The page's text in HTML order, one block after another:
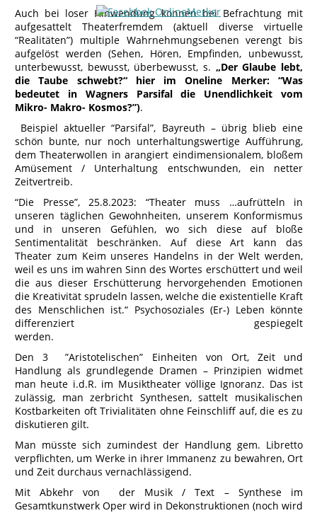
Auch bei loser Hinwendung können bei Befrachtung mit
aufgesattelt Theaterfremdem (aktuell diverse virtuelle
“Realitäten”) multiple Wahrnehmungsebenen verengt bis
aufgelöst werden (Sehen, Hören, Empfinden, unbewusst,
unterbewusst, bewusst, überbewusst, s. „Der Glaube lebt,
die Taube schwebt?“ hier im Oneline Merker: “Was
bedeutet in Wagners Parsifal die Unendlichkeit vom
Mikro- Makro- Kosmos?”).
Beispiel aktueller “Parsifal”, Bayreuth – übrig blieb eine
schön bunte, nur noch unterhaltungswertige Aufführung,
dem Theaterwollen in arangiert eindimensionalem, bloßem
Amüsement / Unterhaltung entschwunden, ein netter
Zeitvertreib.
“Die Presse”, 25.8.2023: “Theater muss …aufrütteln in
unseren täglichen Gewohnheiten, unserem Konformismus
und in unseren Gefühlen, wo sich diese auf bloße
Sentimentalität beschränken. Auf diese Art kann das
Theater zum Keim unseres Handelns in der Welt werden,
weil es uns im wahren Sinn des Wortes erschüttert und weil
die aus dieser Erschütterung hervorgehenden Emotionen
die Kreativität sprudeln lassen, welche die existentielle Kraft
des Menschlichen ist.“ Psychosoziales (Er-) Leben könnte
differenziert gespiegelt
werden.
Den 3 ”Aristotelischen” Einheiten von Ort, Zeit und
Handlung als grundlegende Dramen – Prinzipien widmet
man heute i.d.R. im Musiktheater völlige Ignoranz. Das ist
zulässig, man zerbricht Synthesen, sattelt musikalischen
Kostbarkeiten oft Trivialitäten ohne Feinschliff auf, die es zu
diskutieren gilt.
Man müsste sich zumindest der Handlung gem. Libretto
verpflichten, um Werke in ihrer Immanenz zu bewahren, Ort
und Zeit durchaus vernachlässigend.
Mit Abkehr von der Musik / Text – Synthese im
Gesamtkunstwerk Oper wird in Dekonstruktionen (noch wird